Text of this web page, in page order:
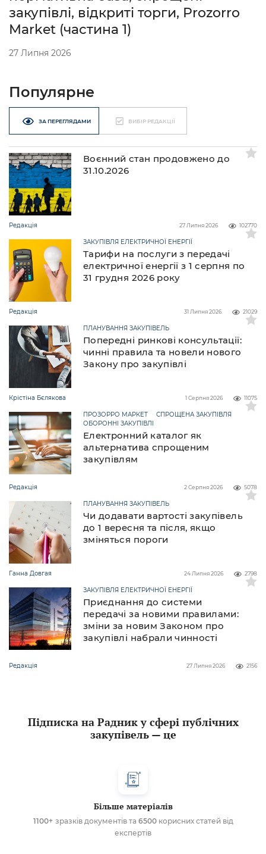
закупівлі, відкриті торги, Prozorro
Market (частина 1)
27 Липня 2026
Популярне
ЗА ПЕРЕГЛЯДАМИ ВИБІР РЕДАКЦІЇ
Воєнний стан продовжено до
31.10.2026
Редакція 102770
27 Липня 2026
Тарифи на послуги з передачі
електричної енергії з 1 серпня по
31 грудня 2026 року
ЗАКУПІВЛЯ ЕЛЕКТРИЧНОЇ ЕНЕРГІЇ
Редакція 21029
31 Липня 2026
Попередні ринкові консультації:
чинні правила та новели нового
Закону про закупівлі
ПЛАНУВАННЯ ЗАКУПІВЕЛЬ
Крістіна Бєлякова 11075
1 Серпня 2026
Електронний каталог як
альтернатива спрощеним
закупівлям
ПРОЗОРРО МАРКЕТ
СПРОЩЕНА ЗАКУПІВЛЯ
ОБОРОННІ ЗАКУПІВЛІ
Редакція 5078
2 Серпня 2026
Чи додавати вартості закупівель
до 1 вересня та після, якщо
зміняться пороги
ПЛАНУВАННЯ ЗАКУПІВЕЛЬ
Ганна Довгая 2798
24 Липня 2026
Приєднання до системи
передачі за новими правилами:
зміни за новим Законом про
закупівлі набрали чинності
ЗАКУПІВЛЯ ЕЛЕКТРИЧНОЇ ЕНЕРГІЇ
Редакція 2156
27 Липня 2026
Підписка на Радник у сфері публічних
закупівель — це
Більше матеріалів
1100+ зразків документів та 6500корисних статей від
експертів